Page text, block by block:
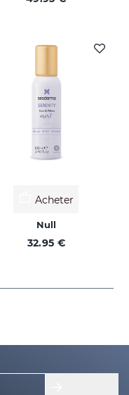
Acheter
Null
32.95 €